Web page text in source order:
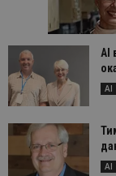
AI
AI
AI